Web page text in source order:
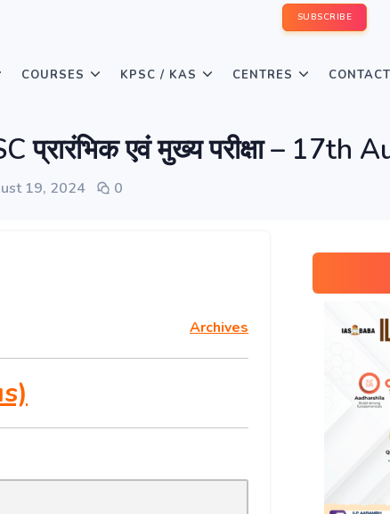
SUBSCRIBE
COURSES KPSC / KAS CENTRES
प्रारंभिक एवं मुख्य परीक्षा – 17th
19, 2024 0
Archives